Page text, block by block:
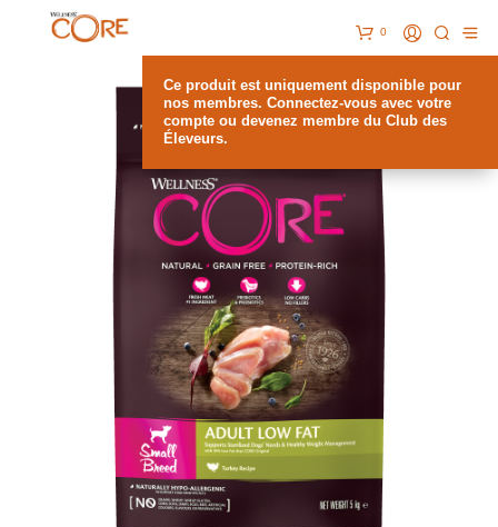
Ce produit est uniquement disponible pour
nos membres. Connectez-vous avec votre
compte ou devenez membre du Club des
Éleveurs.
0